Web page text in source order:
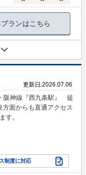
ランはこちら
更新日:2026.07.06
阪神線『西九条駅』 徒
方面からも直通アクセス
す。
制度に対応